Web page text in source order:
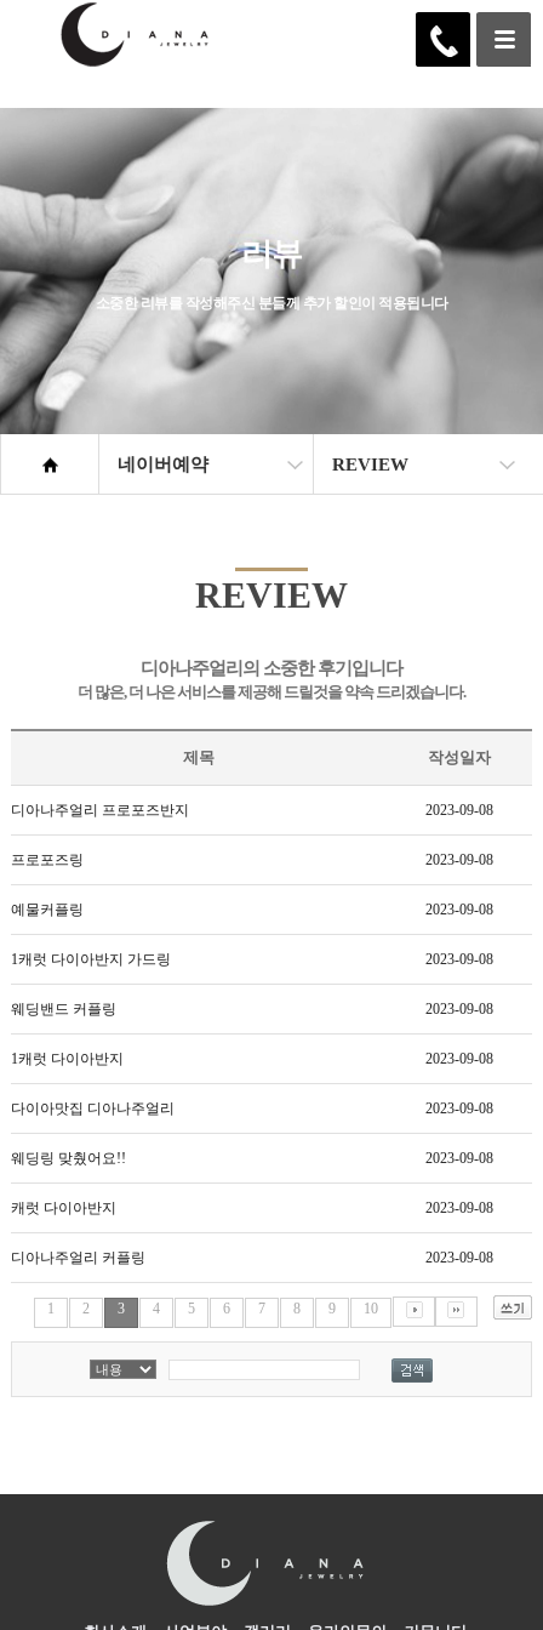
리뷰
소중한 리뷰를 작성해주신 분들께 추가 할인이 적용됩니다
네이버예약 REVIEW
REVIEW
디아나주얼리의 소중한 후기입니다
더 많은, 더 나은 서비스를 제공해 드릴것을 약속 드리겠습니다.
제목 작성일자
디아나주얼리 프로포즈반지 2023-09-08
프로포즈링 2023-09-08
예물커플링 2023-09-08
1캐럿 다이아반지 가드링 2023-09-08
웨딩밴드 커플링 2023-09-08
1캐럿 다이아반지 2023-09-08
다이아맛집 디아나주얼리 2023-09-08
웨딩링 맞췄어요!! 2023-09-08
캐럿 다이아반지 2023-09-08
디아나주얼리 커플링 2023-09-08
1 2 3 4 5 6 7 8 9 10